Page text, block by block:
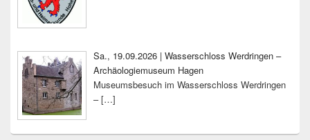
Sa., 19.09.2026 | Wasserschloss Werdringen –
Archäologiemuseum Hagen
Museumsbesuch im Wasserschloss Werdringen
–[…]